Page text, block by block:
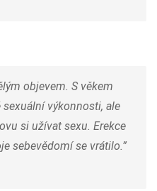
objevem. S věkem
výkonnosti, ale
si užívat sexu. Erekce
sebevědomí se vrátilo.”